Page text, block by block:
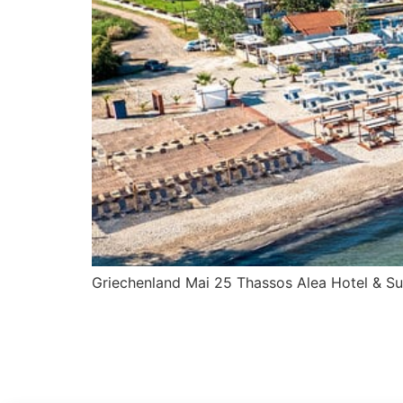
Griechenland Mai 25 Thassos Alea Hotel &